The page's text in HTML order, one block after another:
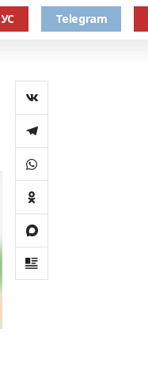
Telegram